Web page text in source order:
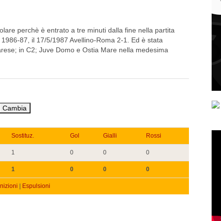
perchè è entrato a tre minuti dalla fine nella partita
87, il 17/5/1987 Avellino-Roma 2-1. Ed è stata
in C2; Juve Domo e Ostia Mare nella medesima
Sostituz. Gol Gialli Rossi
1 0 0 0
1 0 0 0
| Espulsioni